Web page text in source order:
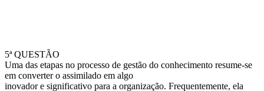
5ª QUESTÃO
Uma das etapas no processo de gestão do conhecimento resume-se
em converter o assimilado em algo
inovador e significativo para a organização. Frequentemente, ela